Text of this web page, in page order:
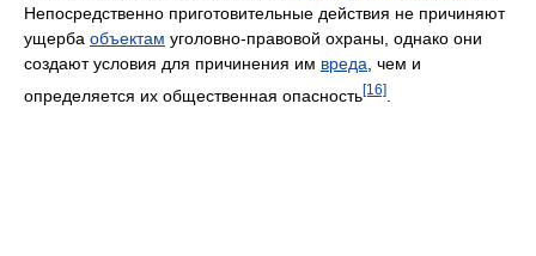
Непосредственно приготовительные действия не причиняют
ущерба объектам уголовно-правовой охраны, однако они
создают условия для причинения им вреда , чем и
определяется их общественная опасность[16]